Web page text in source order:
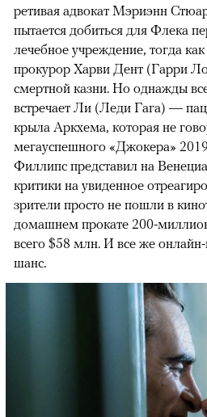
00:00 / 00:00
ретивая адвокат Мэриэнн
пытается добиться для Флека
лечебное учреждение, тогда
прокурор Харви Дент (Гарри
смертной казни. Но однажды
встречает Ли (Леди Гага) —
крыла Аркхема, которая не
мегауспешного «Джокера»
Филлипс представил на
критики на увиденное
зрители просто не пошли в
домашнем прокате 200-
всего $58 млн. И все же
шанс.